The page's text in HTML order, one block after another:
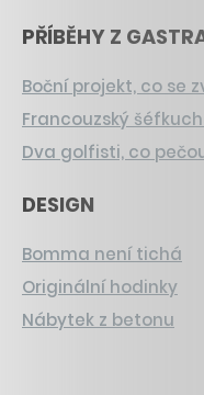
PŘÍBĚHY Z
Boční projekt, co se
Francouzský
Dva golfisti, co
DESIGN
Bomma není tichá
Originální hodinky
Nábytek z betonu